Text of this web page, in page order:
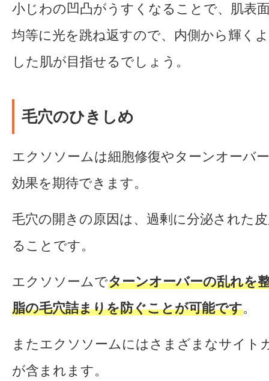
小じわの凹凸がうすくなることで、肌表
均等に光を跳ね返すので、内側から輝く
した肌が目指せるでしょう。
毛穴のひきしめ
エクソソームは細胞修復やターンオーバ
効果を期待できます。
毛穴の開きの原因は、過剰に分泌された
ることです。
エクソソームでターンオーバーの乱れを
脂の毛穴詰まりを防ぐことが可能です。
またエクソソームにはさまざまなサイト
が含まれます。